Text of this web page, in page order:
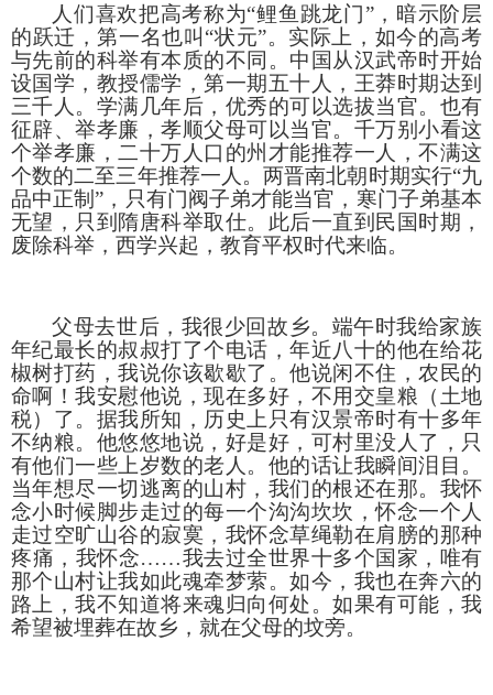
人们喜欢把高考称为“鲤鱼跳龙门”，暗示阶层
的跃迁，第一名也叫“状元”。实际上，如今的高考
与先前的科举有本质的不同。中国从汉武帝时开始
设国学，教授儒学，第一期五十人，王莽时期达到
三千人。学满几年后，优秀的可以选拔当官。也有
征辟、举孝廉，孝顺父母可以当官。千万别小看这
个举孝廉，二十万人口的州才能推荐一人，不满这
个数的二至三年推荐一人。两晋南北朝时期实行“九
品中正制”，只有门阀子弟才能当官，寒门子弟基本
无望，只到隋唐科举取仕。此后一直到民国时期，
废除科举，西学兴起，教育平权时代来临。
父母去世后，我很少回故乡。端午时我给家族
年纪最长的叔叔打了个电话，年近八十的他在给花
椒树打药，我说你该歇歇了。他说闲不住，农民的
命啊！我安慰他说，现在多好，不用交皇粮（土地
税）了。据我所知，历史上只有汉景帝时有十多年
不纳粮。他悠悠地说，好是好，可村里没人了，只
有他们一些上岁数的老人。他的话让我瞬间泪目。
当年想尽一切逃离的山村，我们的根还在那。我怀
念小时候脚步走过的每一个沟沟坎坎，怀念一个人
走过空旷山谷的寂寞，我怀念草绳勒在肩膀的那种
疼痛，我怀念……我去过全世界十多个国家，唯有
那个山村让我如此魂牵梦萦。如今，我也在奔六的
路上，我不知道将来魂归向何处。如果有可能，我
希望被埋葬在故乡，就在父母的坟旁。